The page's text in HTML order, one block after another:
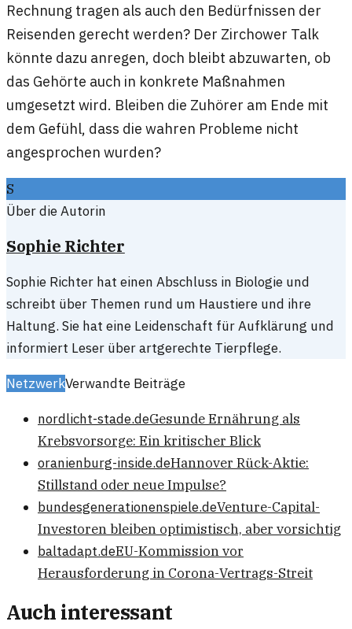
Rechnung tragen als auch den Bedürfnissen der
Reisenden gerecht werden? Der Zirchower Talk
könnte dazu anregen, doch bleibt abzuwarten, ob
das Gehörte auch in konkrete Maßnahmen
umgesetzt wird. Bleiben die Zuhörer am Ende mit
dem Gefühl, dass die wahren Probleme nicht
angesprochen wurden?
S
Über die Autorin
Sophie Richter
Sophie Richter hat einen Abschluss in Biologie und
schreibt über Themen rund um Haustiere und ihre
Haltung. Sie hat eine Leidenschaft für Aufklärung und
informiert Leser über artgerechte Tierpflege.
NetzwerkVerwandte Beiträge
nordlicht-stade.deGesunde Ernährung als
Krebsvorsorge: Ein kritischer Blick
oranienburg-inside.deHannover Rück-Aktie:
Stillstand oder neue Impulse?
bundesgenerationenspiele.deVenture-Capital-
Investoren bleiben optimistisch, aber vorsichtig
baltadapt.deEU-Kommission vor
Herausforderung in Corona-Vertrags-Streit
Auch interessant